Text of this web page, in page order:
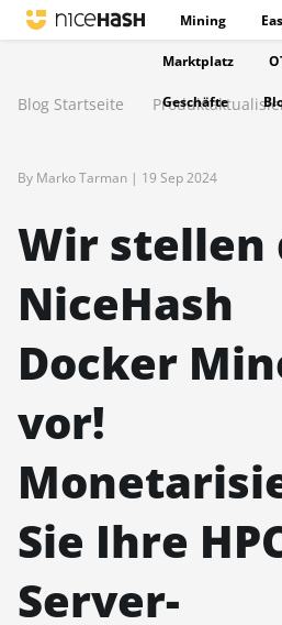
Mining
Marktplatz
Geschäfte
Blog Startseite
By Marko Tarman | 19 Sep 2024
Wir stellen
NiceHash
Docker
vor!
Sie Ihre
Server-